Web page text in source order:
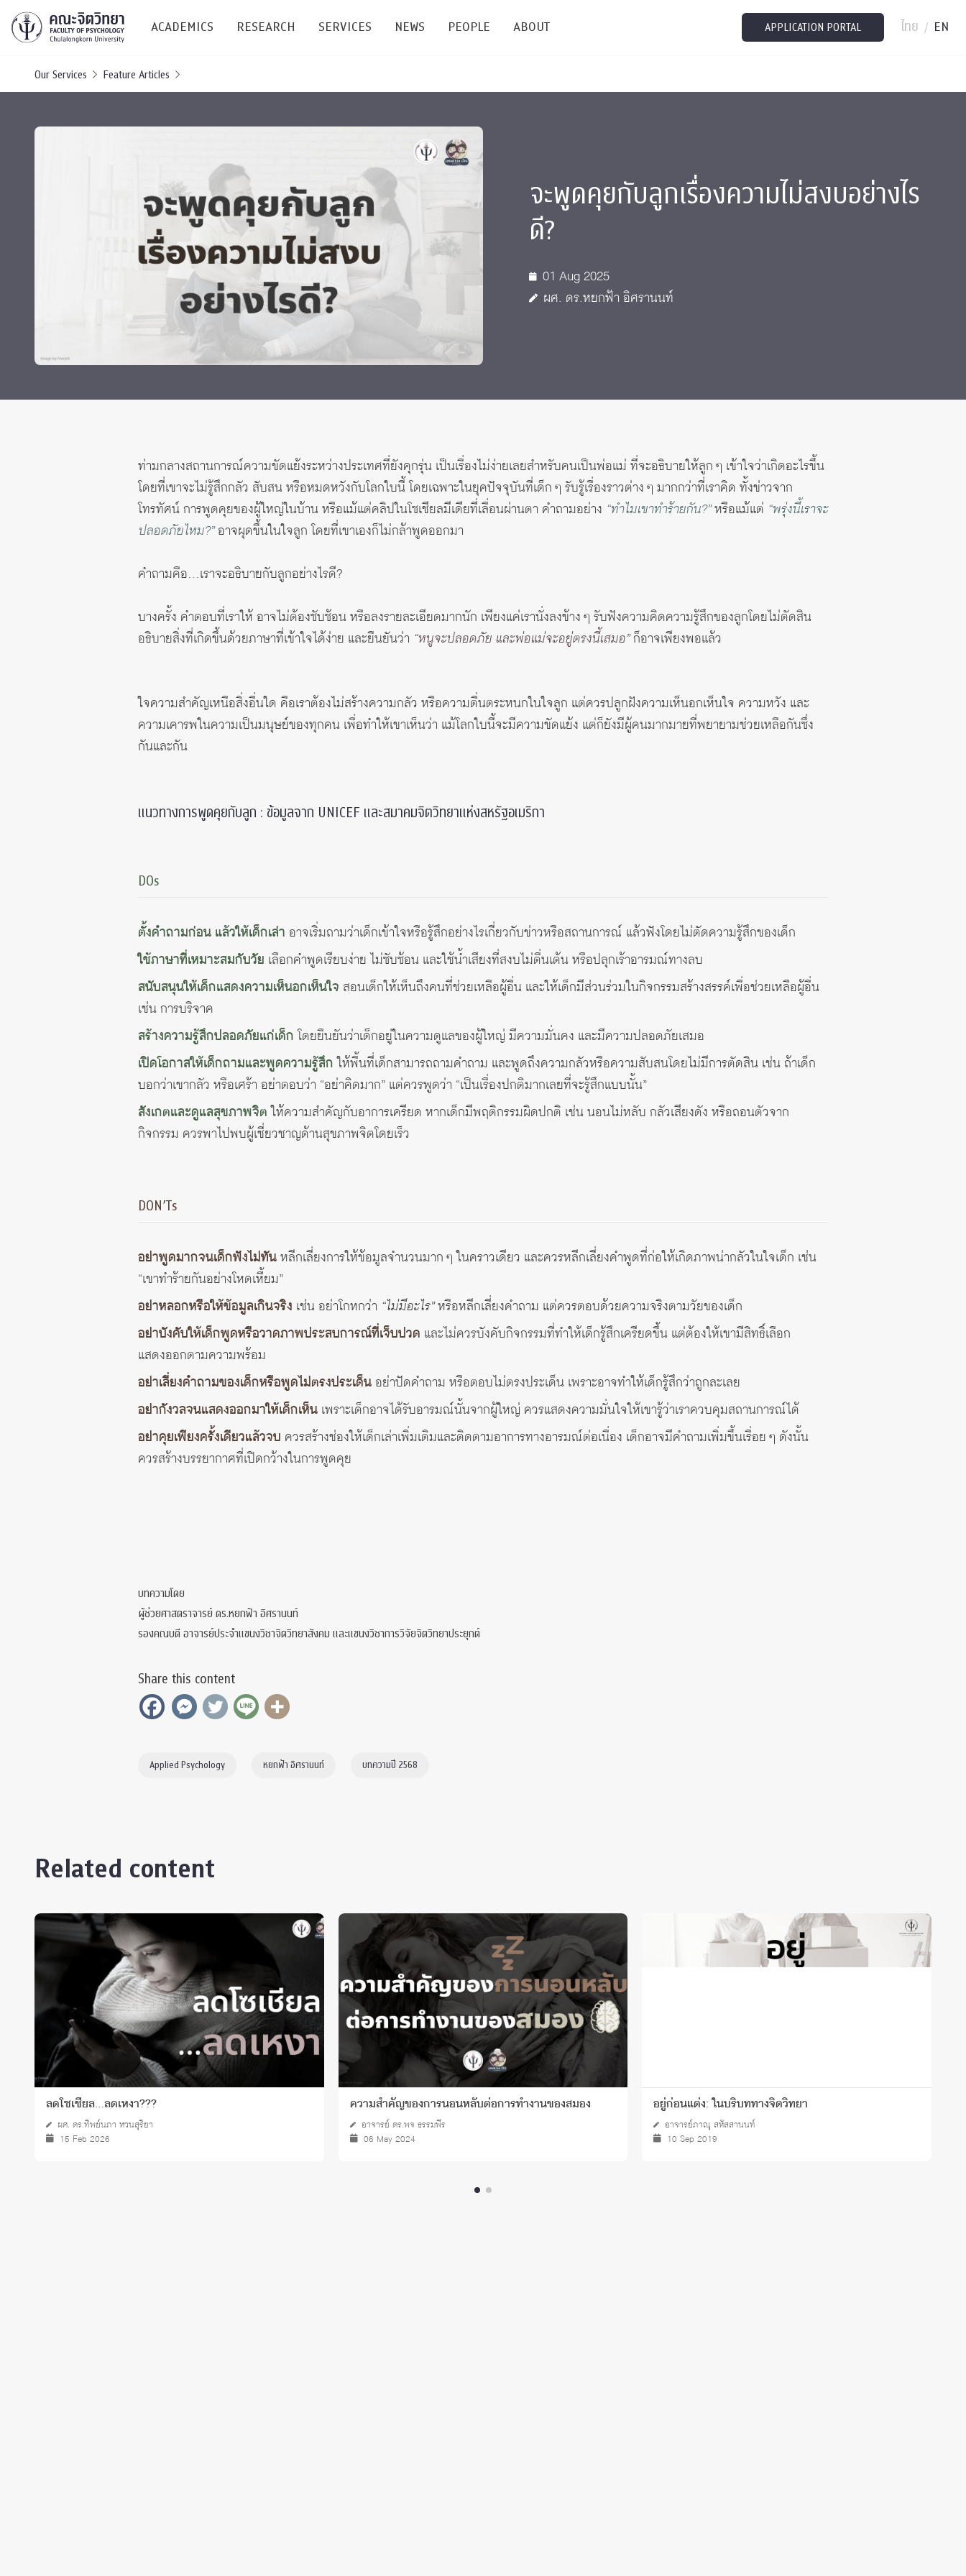
ACADEMICS
Undergraduate
Bachelor of Science
(B.Sc.)
Master's and PhD
Current Students
RESEARCH
Research Publications
Conference
International Conference & Symposium
TICP 2023
SSBW Activities
Grants and Awards
SERVICES
Academic Service
PSY Stats Clinic
Wellness Center
Psychological Center for Effective Organization
Life Di
CU Radio
NEWS
Events & Announcement
Lectures & Talks
Workshops
Jobs
PEOPLE
Staffs
Post-docs
Management
ABOUT
Giving
Annual Reports
Contact Us
Intranet
APPLICATION PORTAL ไทย / EN
Our Services Feature Articles
จะพูดคุยกับลูกเรื่องความไม่สงบอย่างไร
ดี?
01 Aug 2025
ผศ. ดร.หยกฟ้า อิศรานนท์
ท่ามกลางสถานการณ์ความขัดแย้งระหว่างประเทศที่ยังคุกรุ่น เป็นเรื่องไม่ง่ายเลยสำหรับคนเป็นพ่อแม่ ที่จะอธิบายให้ลูก ๆ เข้าใจว่าเกิดอะไรขึ้น
โดยที่เขาจะไม่รู้สึกกลัว สับสน หรือหมดหวังกับโลกใบนี้ โดยเฉพาะในยุคปัจจุบันที่เด็ก ๆ รับรู้เรื่องราวต่าง ๆ มากกว่าที่เราคิด ทั้งข่าวจาก
โทรทัศน์ การพูดคุยของผู้ใหญ่ในบ้าน หรือแม้แต่คลิปในโซเชียลมีเดียที่เลื่อนผ่านตา คำถามอย่าง “ทำไมเขาทำร้ายกัน?”หรือแม้แต่ “พรุ่งนี้เราจะ
ปลอดภัยไหม?”อาจผุดขึ้นในใจลูก โดยที่เขาเองก็ไม่กล้าพูดออกมา
คำถามคือ…เราจะอธิบายกับลูกอย่างไรดี?
บางครั้ง คำตอบที่เราให้ อาจไม่ต้องซับซ้อน หรือลงรายละเอียดมากนัก เพียงแค่เรานั่งลงข้าง ๆ รับฟังความคิดความรู้สึกของลูกโดยไม่ตัดสิน
อธิบายสิ่งที่เกิดขึ้นด้วยภาษาที่เข้าใจได้ง่าย และยืนยันว่า “หนูจะปลอดภัย และพ่อแม่จะอยู่ตรงนี้เสมอ”ก็อาจเพียงพอแล้ว
ใจความสำคัญเหนือสิ่งอื่นใด คือเราต้องไม่สร้างความกลัว หรือความตื่นตระหนกในใจลูก แต่ควรปลูกฝังความเห็นอกเห็นใจ ความหวัง และ
ความเคารพในความเป็นมนุษย์ของทุกคน เพื่อทำให้เขาเห็นว่า แม้โลกใบนี้จะมีความขัดแย้ง แต่ก็ยังมีผู้คนมากมายที่พยายามช่วยเหลือกันซึ่ง
กันและกัน
แนวทางการพูดคุยกับลูก : ข้อมูลจาก UNICEF และสมาคมจิตวิทยาแห่งสหรัฐอเมริกา
DOs
ตั้งคำถามก่อน แล้วให้เด็กเล่า อาจเริ่มถามว่าเด็กเข้าใจหรือรู้สึกอย่างไรเกี่ยวกับข่าวหรือสถานการณ์ แล้วฟังโดยไม่ตัดความรู้สึกของเด็ก
ใช้ภาษาที่เหมาะสมกับวัย เลือกคำพูดเรียบง่าย ไม่ซับซ้อน และใช้น้ำเสียงที่สงบไม่ตื่นเต้น หรือปลุกเร้าอารมณ์ทางลบ
สนับสนุนให้เด็กแสดงความเห็นอกเห็นใจ สอนเด็กให้เห็นถึงคนที่ช่วยเหลือผู้อื่น และให้เด็กมีส่วนร่วมในกิจกรรมสร้างสรรค์เพื่อช่วยเหลือผู้อื่น
เช่น การบริจาค
สร้างความรู้สึกปลอดภัยแก่เด็กโดยยืนยันว่าเด็กอยู่ในความดูแลของผู้ใหญ่ มีความมั่นคง และมีความปลอดภัยเสมอ
เปิดโอกาสให้เด็กถามและพูดความรู้สึกให้พื้นที่เด็กสามารถถามคำถาม และพูดถึงความกลัวหรือความสับสนโดยไม่มีการตัดสิน เช่น ถ้าเด็ก
บอกว่าเขากลัว หรือเศร้า อย่าตอบว่า “อย่าคิดมาก” แต่ควรพูดว่า “เป็นเรื่องปกติมากเลยที่จะรู้สึกแบบนั้น”
สังเกตและดูแลสุขภาพจิตให้ความสำคัญกับอาการเครียด หากเด็กมีพฤติกรรมผิดปกติ เช่น นอนไม่หลับ กลัวเสียงดัง หรือถอนตัวจาก
กิจกรรม ควรพาไปพบผู้เชี่ยวชาญด้านสุขภาพจิตโดยเร็ว
DON’Ts
อย่าพูดมากจนเด็กฟังไม่ทันหลีกเลี่ยงการให้ข้อมูลจำนวนมาก ๆ ในคราวเดียว และควรหลีกเลี่ยงคำพูดที่ก่อให้เกิดภาพน่ากลัวในใจเด็ก เช่น
“เขาทำร้ายกันอย่างโหดเหี้ยม”
อย่าหลอกหรือให้ข้อมูลเกินจริง เช่น อย่าโกหกว่า “ไม่มีอะไร”หรือหลีกเลี่ยงคำถาม แต่ควรตอบด้วยความจริงตามวัยของเด็ก
อย่าบังคับให้เด็กพูดหรือวาดภาพประสบการณ์ที่เจ็บปวด และไม่ควรบังคับกิจกรรมที่ทำให้เด็กรู้สึกเครียดขึ้น แต่ต้องให้เขามีสิทธิ์เลือก
แสดงออกตามความพร้อม
อย่าเลี่ยงคำถามของเด็กหรือพูดไม่ตรงประเด็นอย่าปัดคำถาม หรือตอบไม่ตรงประเด็น เพราะอาจทำให้เด็กรู้สึกว่าถูกละเลย
อย่ากังวลจนแสดงออกมาให้เด็กเห็น เพราะเด็กอาจได้รับอารมณ์นั้นจากผู้ใหญ่ ควรแสดงความมั่นใจให้เขารู้ว่าเราควบคุมสถานการณ์ได้
อย่าคุยเพียงครั้งเดียวแล้วจบ ควรสร้างช่องให้เด็กเล่าเพิ่มเติมและติดตามอาการทางอารมณ์ต่อเนื่อง เด็กอาจมีคำถามเพิ่มขึ้นเรื่อย ๆ ดังนั้น
ควรสร้างบรรยากาศที่เปิดกว้างในการพูดคุย
บทความโดย
ผู้ช่วยศาสตราจารย์ ดร.หยกฟ้า อิศรานนท์
รองคณบดี อาจารย์ประจำแขนงวิชาจิตวิทยาสังคม และแขนงวิชาการวิจัยจิตวิทยาประยุกต์
Share this content
Applied Psychology หยกฟ้า อิศรานนท์ บทความปี 2568
Related content
ลดโซเชียล…ลดเหงา???
ผศ. ดร.ทิพย์นภา หวนสุริยา
15 Feb 2026
ความสำคัญของการนอนหลับต่อการทำงานของสมอง
อาจารย์ ดร.พจ ธรรมพีร
06 May 2024
อยู่ก่อนแต่ง: ในบริบททางจิตวิทยา
อาจารย์ภาณุ สหัสสานนท์
10 Sep 2019